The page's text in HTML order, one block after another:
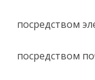
посредством
посредством